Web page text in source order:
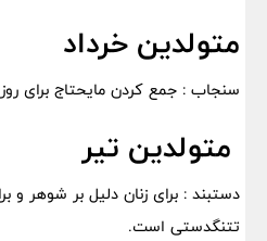
متولدین خرداد
سنجاب : جمع کردن مایحتاج برای روز
متولدین تیر
دستبند : برای زنان دلیل بر شوهر و
تتنگدستی است.